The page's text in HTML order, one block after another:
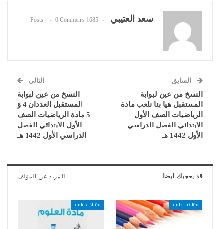
سعد العتيبي 1685 Posts
0 Comments
السابق
النسخ من عين لبوابة
المستقبل هيا بنا نلعب مادة
الرياضيات الصف الأول
الابتدائي الفصل الدراسي
الأول 1442 هـ
التالي
النسخ من عين لبوابة
المستقبل العددان 4 وَ
5 مادة الرياضيات الصف
الأول الابتدائي الفصل
الدراسي الأول 1442 هـ
قد يعجبك ايضا المزيد عن المؤلف
مقالات عامة مقالات عامة